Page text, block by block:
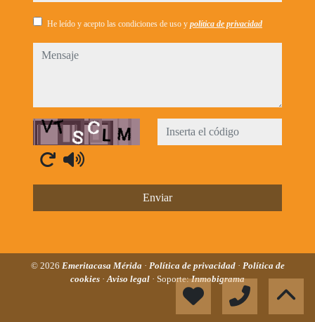
He leído y acepto las condiciones de uso y política de privacidad
mensaje
Captcha
Enviar
© 2026 Emeritacasa Mérida · Política de privacidad · Política de
cookies ·Aviso legal · Soporte:Inmobigrama